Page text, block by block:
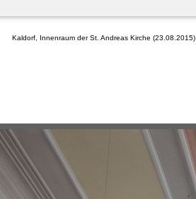
Kaldorf, Innenraum der St. Andreas Kirche (23.08.2015)